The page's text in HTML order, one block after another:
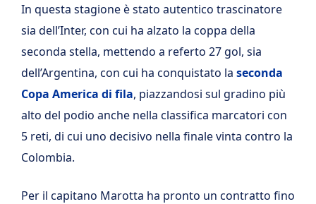
In questa stagione è stato autentico trascinatore
sia dell’Inter, con cui ha alzato la coppa della
seconda stella, mettendo a referto 27 gol, sia
dell’Argentina, con cui ha conquistato la seconda
Copa America di fila, piazzandosi sul gradino più
alto del podio anche nella classifica marcatori con
5 reti, di cui uno decisivo nella finale vinta contro la
Colombia.
Per il capitano Marotta ha pronto un contratto fino